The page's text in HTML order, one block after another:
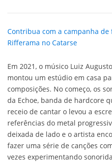
Contribua com a campanha
Rifferama no Catarse
Em 2021, o músico Luiz
montou um estúdio em casa
composições. No começo, os
da Echoe, banda de hardcore
receio de cantar o levou a
referências do metal
deixada de lado e o artista
fazer uma série de canções
vezes experimentando